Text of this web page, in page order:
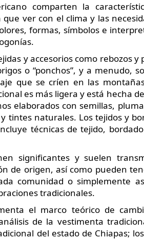
comparten la
ver con el clima y las
formas, símbolos e
y accesorios como rebozos
o “ponchos”, y a menudo,
que se críen en las
es más ligera y está hecha
elaborados con semillas,
tintes naturales. Los tejidos y
técnicas de tejido,
significantes y suelen
de origen, así como pueden
comunidad o simplemente
tradicionales.
el marco teórico de
de la vestimenta
del estado de Chiapas;